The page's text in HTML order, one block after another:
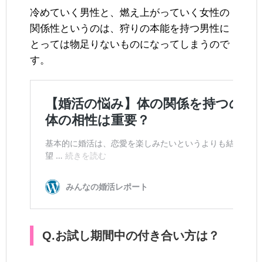
冷めていく男性と、燃え上がっていく女性の
関係性というのは、狩りの本能を持つ男性に
とっては物足りないものになってしまうので
す。
Q.お試し期間中の付き合い方は？